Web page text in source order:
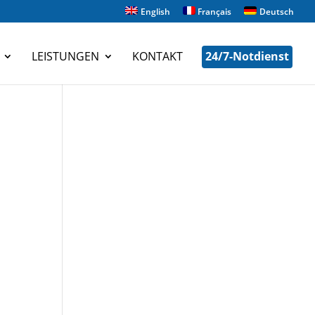
English Français Deutsch
LEISTUNGEN KONTAKT 24/7-Notdienst